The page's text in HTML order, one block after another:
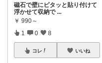
磁石で壁にピタッと貼り付けて
浮かせて収納で ...
￥ 990～
1 0 8
コレ いいね